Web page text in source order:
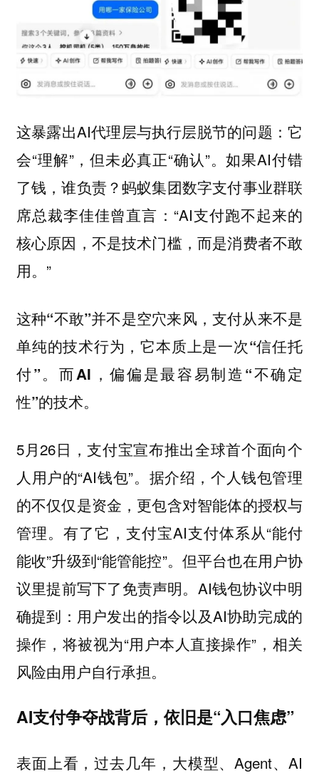
这暴露出AI代理层与执行层脱节的问题：它
会“理解”，但未必真正“确认”。如果AI付错
了钱，谁负责？蚂蚁集团数字支付事业群联
席总裁李佳佳曾直言：“AI支付跑不起来的
核心原因，不是技术门槛，而是消费者不敢
用。”
这种“不敢”并不是空穴来风，支付从来不是
单纯的技术行为，它本质上是一次“信任托
付”。而AI，偏偏是最容易制造“不确定
性”的技术。
5月26日，支付宝宣布推出全球首个面向个
人用户的“AI钱包”。据介绍，个人钱包管理
的不仅仅是资金，更包含对智能体的授权与
管理。有了它，支付宝AI支付体系从“能付
能收”升级到“能管能控”。但平台也在用户协
议里提前写下了免责声明。AI钱包协议中明
确提到：用户发出的指令以及AI协助完成的
操作，将被视为“用户本人直接操作”，相关
风险由用户自行承担。
AI支付争夺战背后，依旧是“入口焦虑”
表面上看，过去几年，大模型、Agent、AI